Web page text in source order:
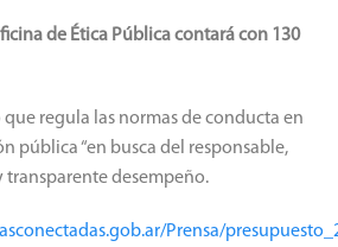
de Ética Pública contará con 130
regula las normas de conducta en
pública “en busca del responsable,
transparente desempeño.
Prensa/